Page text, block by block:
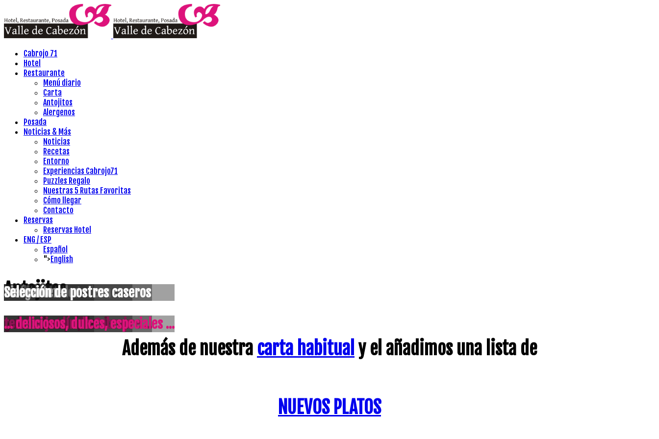
Cabrojo 71
Hotel
Restaurante
Menú diario
Carta
Antojitos
Alergenos
Posada
Noticias & Más
Noticias
Recetas
Entorno
Experiencias Cabrojo71
Puzzles Regalo
Nuestras 5 Rutas Favoritas
Cómo llegar
Contacto
Reservas
Reservas Hotel
ENG / ESP
Español
"> English
Tradición montañesa
guisos de aquí, de siempre ...
Salón comedor
con luz natural ...
Biergarten
terraza jardín de Cabrojo
Selección de postres caseros
... deliciosos, dulces, especiales ...
Antojitos
Además de nuestra carta habitual y el añadimos una lista de
NUEVOS PLATOS